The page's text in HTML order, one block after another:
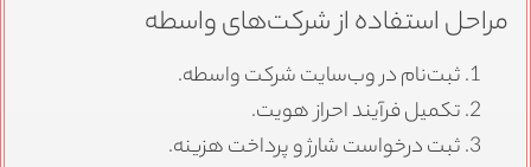
مراحل استفاده از شرکت‌های واسطه
ثبت‌نام در وب‌سایت شرکت واسطه.
تکمیل فرآیند احراز هویت.
ثبت درخواست شارژ و پرداخت هزینه.